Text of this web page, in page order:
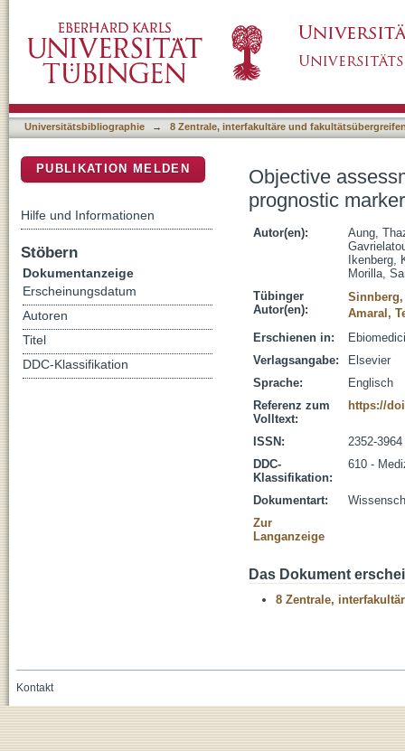
machine learning algorithms
Universitätsbibliographie → 8 Zentrale, interfakultäre und
Objective
prognostic
Autor(en):
Aung,
Ikenberg,
Morilla,
Tübinger
Autor(en):
Amaral,
Erschienen in:
Verlagsangabe:
Elsevier
Sprache:
Englisch
Referenz zum
Volltext:
https://
ISSN:
2352-3964
DDC-
Klassifikation:
610 -
Dokumentart:
Zur
Langanzeige
Das Dokument
8 Zentrale,
PUBLIKATION MELDEN
Hilfe und Informationen
Stöbern
Dokumentanzeige
Erscheinungsdatum
Autoren
Titel
DDC-Klassifikation
Kontakt